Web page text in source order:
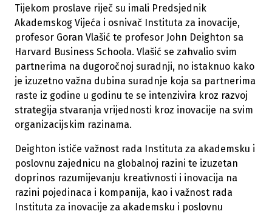
Tijekom proslave riječ su imali Predsjednik
Akademskog Vijeća i osnivač Instituta za inovacije,
profesor Goran Vlašić te profesor John Deighton sa
Harvard Business Schoola. Vlašić se zahvalio svim
partnerima na dugoročnoj suradnji, no istaknuo kako
je izuzetno važna dubina suradnje koja sa partnerima
raste iz godine u godinu te se intenzivira kroz razvoj
strategija stvaranja vrijednosti kroz inovacije na svim
organizacijskim razinama.
Deighton ističe važnost rada Instituta za akademsku i
poslovnu zajednicu na globalnoj razini te izuzetan
doprinos razumijevanju kreativnosti i inovacija na
razini pojedinaca i kompanija, kao i važnost rada
Instituta za inovacije za akademsku i poslovnu